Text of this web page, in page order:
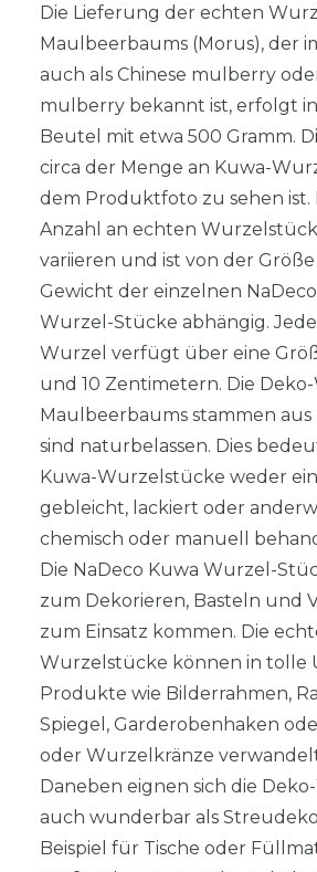
Die Lieferung der echten
Maulbeerbaums (Morus), der
auch als Chinese mulberry
mulberry bekannt ist, erfolgt
Beutel mit etwa 500 Gramm.
circa der Menge an Kuwa-
dem Produktfoto zu sehen ist.
Anzahl an echten
variieren und ist von der
Gewicht der einzelnen
Wurzel-Stücke abhängig.
Wurzel verfügt über eine
und 10 Zentimetern. Die
Maulbeerbaums stammen
sind naturbelassen. Dies
Kuwa-Wurzelstücke weder
gebleicht, lackiert oder
chemisch oder manuell
Die NaDeco Kuwa Wurzel-
zum Dekorieren, Basteln und
zum Einsatz kommen. Die
Wurzelstücke können in tolle
Produkte wie Bilderrahmen,
Spiegel, Garderobenhaken
oder Wurzelkränze
Daneben eignen sich die
auch wunderbar als
Beispiel für Tische oder